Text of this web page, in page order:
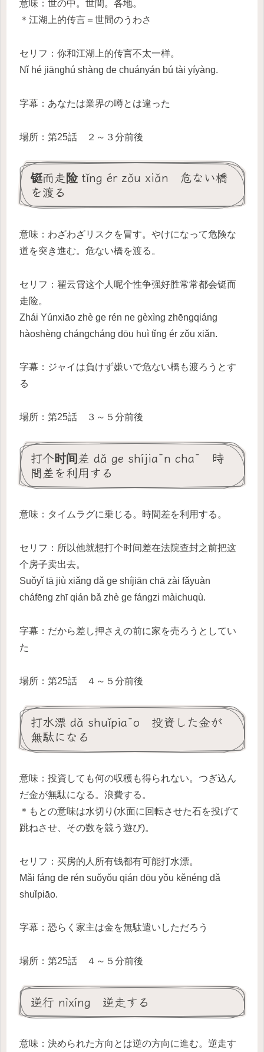
意味：世の中。世間。各地。
＊江湖上的传言＝世間のうわさ
セリフ：你和江湖上的传言不太一样。
Nǐ hé jiānghú shàng de chuányán bú tài yíyàng.
字幕：あなたは業界の噂とは違った
場所：第25話 ２～３分前後
铤而走险 tǐng ér zǒu xiǎn 危ない橋
を渡る
意味：わざわざリスクを冒す。やけになって危険な
道を突き進む。危ない橋を渡る。
セリフ：翟云霄这个人呢个性争强好胜常常都会铤而
走险。
Zhái Yúnxiāo zhè ge rén ne gèxìng zhēngqiáng
hàoshèng chángcháng dōu huì tǐng ér zǒu xiǎn.
字幕：ジャイは負けず嫌いで危ない橋も渡ろうとす
る
場所：第25話 ３～５分前後
打个时间差 dǎ ge shíjiān chā 時
間差を利用する
意味：タイムラグに乗じる。時間差を利用する。
セリフ：所以他就想打个时间差在法院查封之前把这
个房子卖出去。
Suǒyǐ tā jiù xiǎng dǎ ge shíjiān chā zài fǎyuàn
cháfēng zhī qián bǎ zhè ge fángzi màichuqù.
字幕：だから差し押さえの前に家を売ろうとしてい
た
場所：第25話 ４～５分前後
打水漂 dǎ shuǐpiāo 投資した金が
無駄になる
意味：投資しても何の収穫も得られない。つぎ込ん
だ金が無駄になる。浪費する。
＊もとの意味は水切り(水面に回転させた石を投げて
跳ねさせ、その数を競う遊び)。
セリフ：买房的人所有钱都有可能打水漂。
Mǎi fáng de rén suǒyǒu qián dōu yǒu kěnéng dǎ
shuǐpiāo.
字幕：恐らく家主は金を無駄遣いしただろう
場所：第25話 ４～５分前後
逆行 nìxíng 逆走する
意味：決められた方向とは逆の方向に進む。逆走す